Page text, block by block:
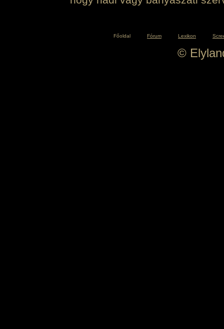
Főoldal Fórum Lexikon
©